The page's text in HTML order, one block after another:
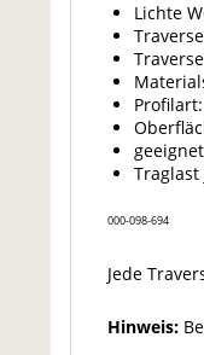
Lichte
Traglast
000-098-694
Jede
Hinweis: